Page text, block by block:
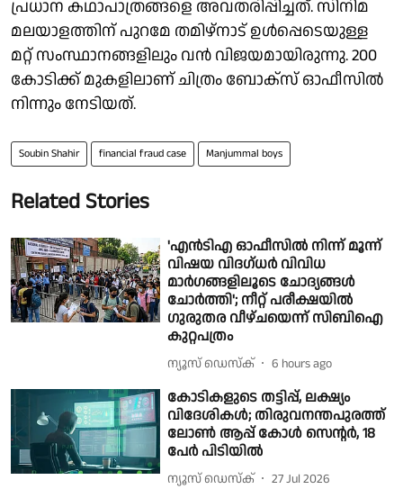
പ്രധാന കഥാപാത്രങ്ങളെ അവതരിപ്പിച്ചത്. സിനിമ
മലയാളത്തിന് പുറമേ തമിഴ്നാട് ഉള്‍പ്പെടെയുള്ള
മറ്റ് സംസ്ഥാനങ്ങളിലും വന്‍ വിജയമായിരുന്നു. 200
കോടിക്ക് മുകളിലാണ് ചിത്രം ബോക്സ് ഓഫീസില്‍
നിന്നും നേടിയത്.
Soubin Shahir financial fraud case Manjummal boys
Related Stories
'എൻടിഎ ഓഫീസിൽ നിന്ന് മൂന്ന്
വിഷയ വിദഗ്ധർ വിവിധ
മാർഗങ്ങളിലൂടെ ചോദ്യങ്ങൾ
ചോർത്തി'; നീറ്റ് പരീക്ഷയിൽ
ഗുരുതര വീഴ്ചയെന്ന് സിബിഐ
കുറ്റപത്രം
ന്യൂസ് ഡെസ്ക് 6 hours ago
കോടികളുടെ തട്ടിപ്പ്, ലക്ഷ്യം
വിദേശികള്‍; തിരുവനന്തപുരത്ത്
ലോൺ ആപ്പ് കോള്‍ സെന്റര്‍, 18
പേര്‍ പിടിയില്‍
ന്യൂസ് ഡെസ്ക് 27 Jul 2026